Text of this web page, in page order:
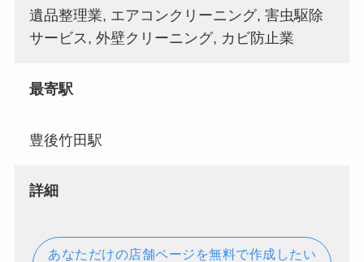
遺品整理業, エアコンクリーニング, 害虫駆除
サービス, 外壁クリーニング, カビ防止業
最寄駅
豊後竹田駅
詳細
あなただけの店舗ページを無料で作成したい